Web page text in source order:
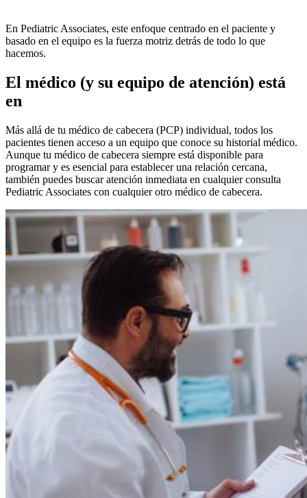
En Pediatric Associates, este enfoque centrado en el paciente y
basado en el equipo es la fuerza motriz detrás de todo lo que
hacemos.
El médico (y su equipo de atención) está
en
Más allá de tu médico de cabecera (PCP) individual, todos los
pacientes tienen acceso a un equipo que conoce su historial médico.
Aunque tu médico de cabecera siempre está disponible para
programar y es esencial para establecer una relación cercana,
también puedes buscar atención inmediata en cualquier consulta
Pediatric Associates con cualquier otro médico de cabecera.